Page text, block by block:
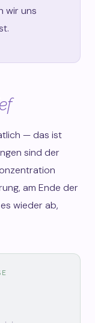
wir uns
— das ist
sind der
am Ende der
wieder ab,